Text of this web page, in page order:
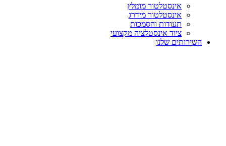
אינסטלטור מומלץ
אינסטלטור מידרג
תעודות והסמכות
ציוד אינסטלציה מקצועי
השירותים שלנו